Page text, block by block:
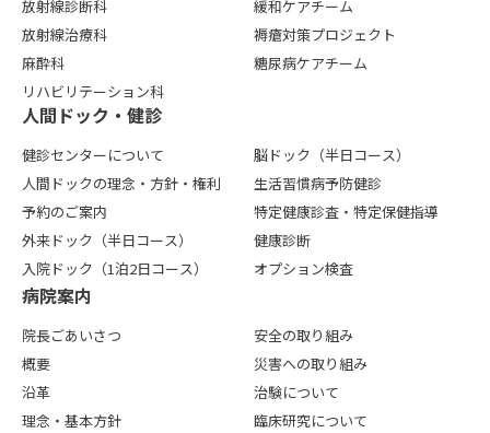
放射線診断科
放射線治療科
麻酔科
リハビリテーション科
緩和ケアチーム
褥瘡対策プロジェクト
糖尿病ケアチーム
⼈間ドック・健診
健診センターについて
人間ドックの理念・方針・権利
予約のご案内
外来ドック（半日コース）
入院ドック（1泊2日コース）
脳ドック（半日コース）
生活習慣病予防健診
特定健康診査・特定保健指導
健康診断
オプション検査
病院案内
院長ごあいさつ
概要
沿革
理念・基本方針
安全の取り組み
災害への取り組み
治験について
臨床研究について